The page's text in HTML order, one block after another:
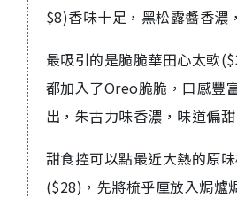
$8)香味十足，黑松露醬香濃
最吸引的是脆脆華田心太軟
都加入了Oreo脆脆，口感豐
出，朱古力味香濃，味道偏
甜食控可以點最近大熱的原
($28)，先將梳乎厘放入焗爐